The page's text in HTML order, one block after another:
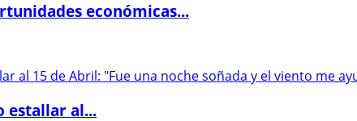
económicas...
estallar al...